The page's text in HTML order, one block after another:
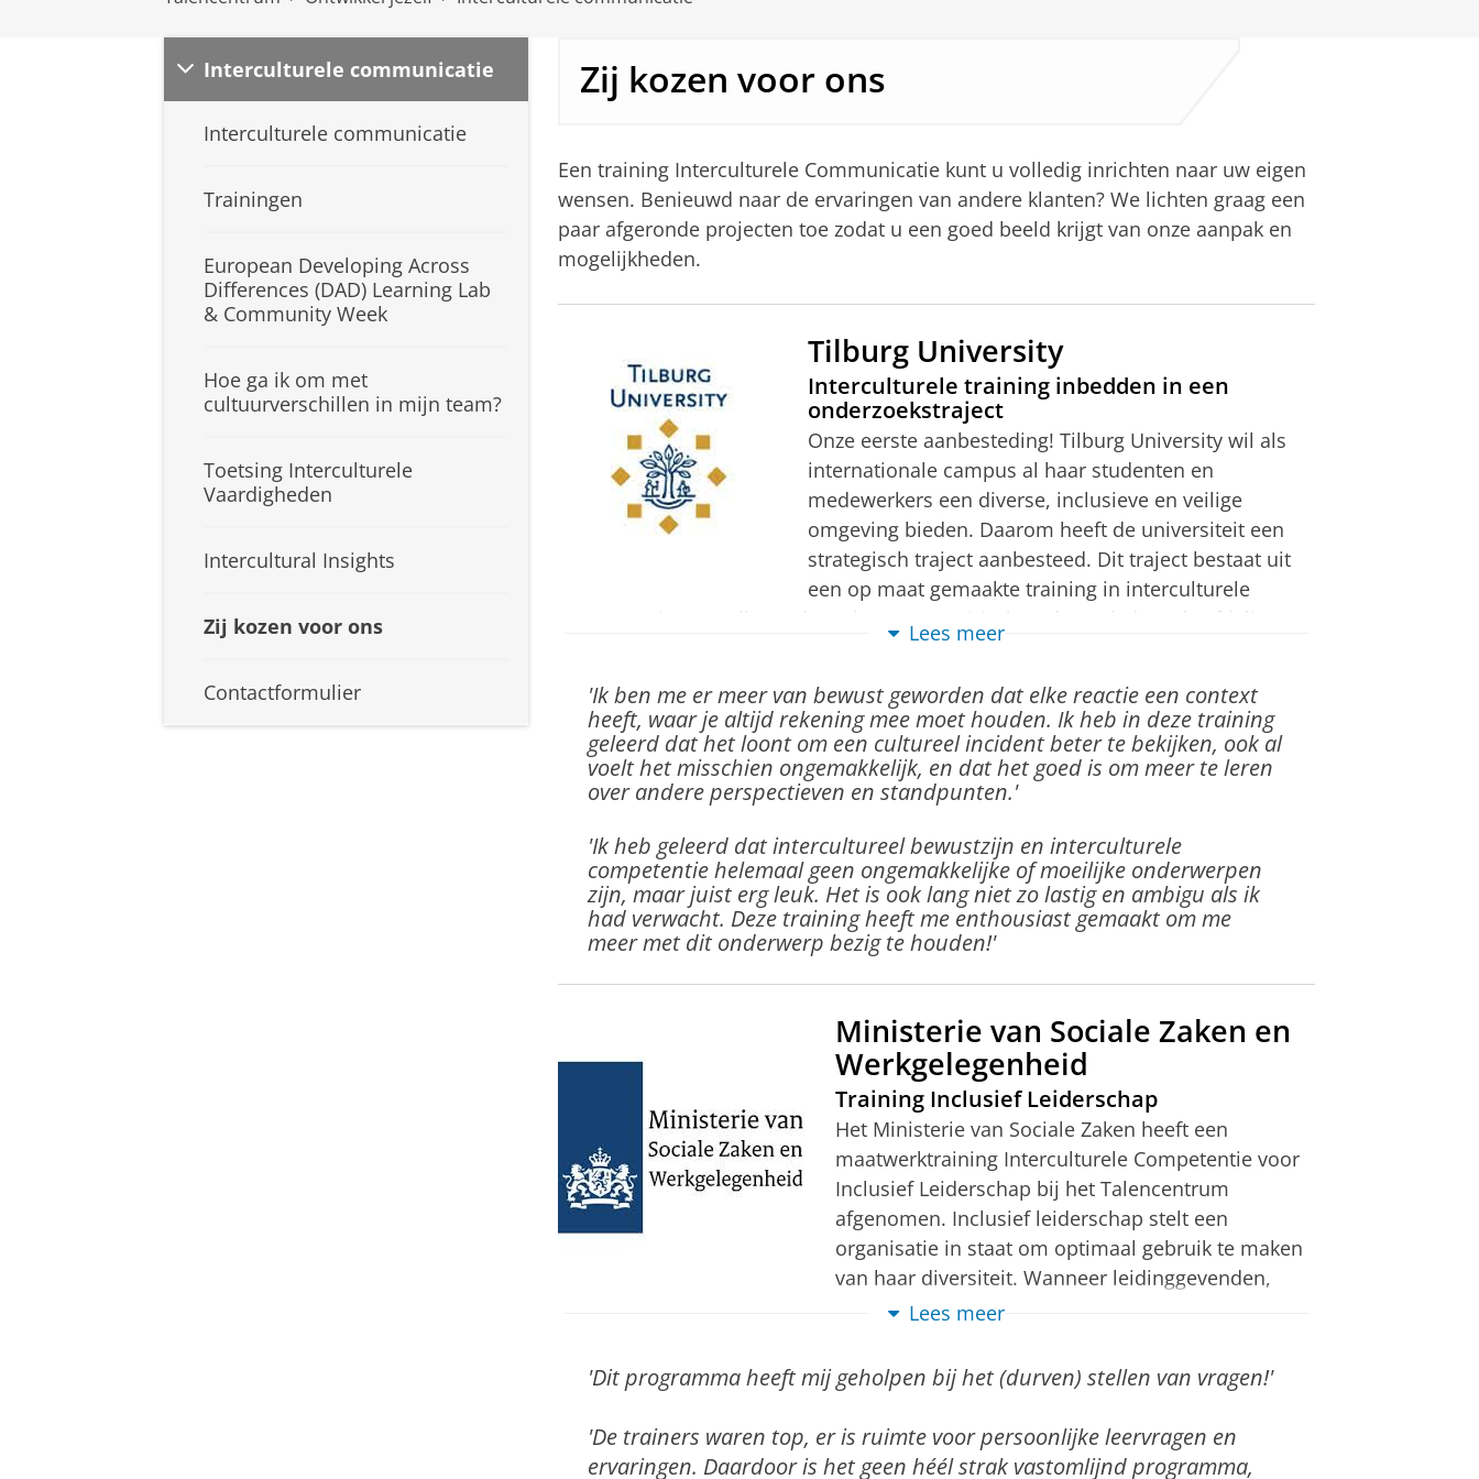
Interculturele communicatie
Interculturele communicatie
Trainingen
European Developing Across
Differences (DAD) Learning Lab
& Community Week
Hoe ga ik om met
cultuurverschillen in mijn team?
Toetsing Interculturele
Vaardigheden
Intercultural Insights
Zij kozen voor ons
Contactformulier
Zij kozen voor ons
Een training Interculturele Communicatie kunt u volledig inrichten naar uw eigen
wensen. Benieuwd naar de ervaringen van andere klanten? We lichten graag een
paar afgeronde projecten toe zodat u een goed beeld krijgt van onze aanpak en
mogelijkheden.
Tilburg University
Interculturele training inbedden in een
onderzoekstraject
Onze eerste aanbesteding! Tilburg University wil als
internationale campus al haar studenten en
medewerkers een diverse, inclusieve en veilige
omgeving bieden. Daarom heeft de universiteit een
strategisch traject aanbesteed. Dit traject bestaat uit
een op maat gemaakte training in interculturele
competentie voor alle medewerkers en empirisch onderzoek door de afdeling
Sociale Psychologie naar de effectiviteit van het programma. Deze aanbesteding
We hebben een programma ontwikkeld op basis van het door Tilburg University
gewenste culturele intelligentie-model van interculturele competentie. De
training moest robuust genoeg zijn om aan de gedeelde interesses en behoeften
zodat we de verschillende interesses en belangen in het oog konden houden
zonder de onderzoekssetting te veel te beïnvloeden. Vanwege corona is de
training een semester uitgesteld en uiteindelijk online gehouden. De training
werd in twee cohorten gegeven, waarbij het tweede cohort diende als
Uit de evaluatie bleek dat men de training ondanks de snelle overgang naar een
online omgeving over het algemeen ‘informatief, nuttig en leuk’ vond. De
gemiddelde beoordeling was 4 uit 5.
Wilt u ook aan de slag met interculturele competentie en inclusief leiderschap?
Vraag meer informatie of een vrijblijvend intakegesprek aan.
Lees meer
'Ik ben me er meer van bewust geworden dat elke reactie een context
heeft, waar je altijd rekening mee moet houden. Ik heb in deze training
geleerd dat het loont om een cultureel incident beter te bekijken, ook al
voelt het misschien ongemakkelijk, en dat het goed is om meer te leren
over andere perspectieven en standpunten.'
'Ik heb geleerd dat intercultureel bewustzijn en interculturele
competentie helemaal geen ongemakkelijke of moeilijke onderwerpen
zijn, maar juist erg leuk. Het is ook lang niet zo lastig en ambigu als ik
had verwacht. Deze training heeft me enthousiast gemaakt om me
meer met dit onderwerp bezig te houden!'
Ministerie van Sociale Zaken en
Werkgelegenheid
Training Inclusief Leiderschap
Het Ministerie van Sociale Zaken heeft een
maatwerktraining Interculturele Competentie voor
Inclusief Leiderschap bij het Talencentrum
afgenomen. Inclusief leiderschap stelt een
organisatie in staat om optimaal gebruik te maken
van haar diversiteit. Wanneer leidinggevenden,
adviseurs en medewerkers over interculturele
inclusief leiderschap.
In zes maanden tijd werden de cursisten getraind in het ontwikkelen van hun
interculturele sensitiviteit, waarbij de focus lag op raakvlakken met diversiteit,
Lees meer
'Dit programma heeft mij geholpen bij het (durven) stellen van vragen!'
'De trainers waren top, er is ruimte voor persoonlijke leervragen en
ervaringen. Daardoor is het geen héél strak vastomlijnd programma,